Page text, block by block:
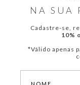
NA SUA
Cadastre-se,
10%
*Válido apenas